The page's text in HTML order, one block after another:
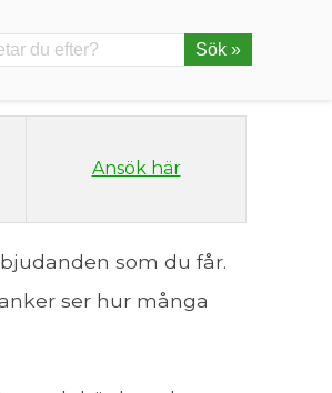
Sök »
Ansök här
som du får.
ser hur många